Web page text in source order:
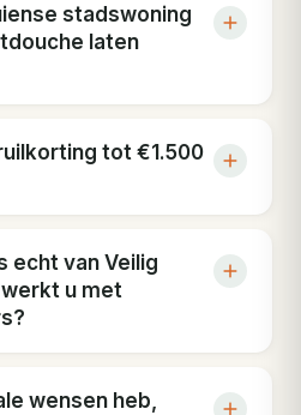
stadswoning
laten
tot €1.500
echt van Veilig
u met
wensen heb,